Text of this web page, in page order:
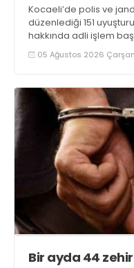
Kocaeli’de polis ve
düzenlediği 151
hakkında adli işlem
2 kilogram uyuşturucu
ele geçirilirken, 9
05 Ağustos 2026
Bir ayda 44